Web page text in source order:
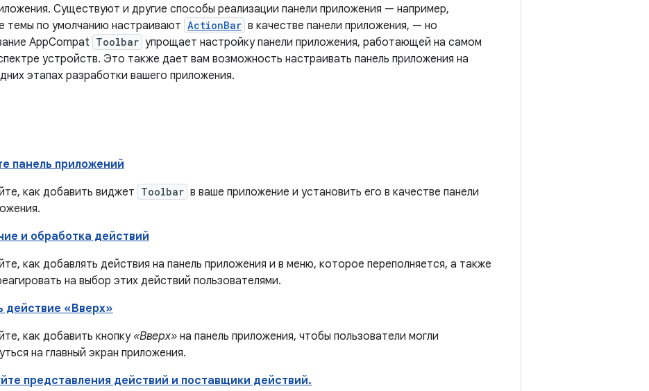
Существуют и другие способы реализации панели приложения — например,
темы по умолчанию настраивают ActionBar в качестве панели приложения, — но
AppCompat Toolbar упрощает настройку панели приложения, работающей на самом
устройств. Это также дает вам возможность настраивать панель приложения на
этапах разработки вашего приложения.
панель приложений
как добавить виджет Toolbar в ваше приложение и установить его в качестве панели
и обработка действий
как добавлять действия на панель приложения и в меню, которое переполняется, а также
на выбор этих действий пользователями.
действие «Вверх»
как добавить кнопку «Вверх» на панель приложения, чтобы пользователи могли
на главный экран приложения.
представления действий и поставщики действий.